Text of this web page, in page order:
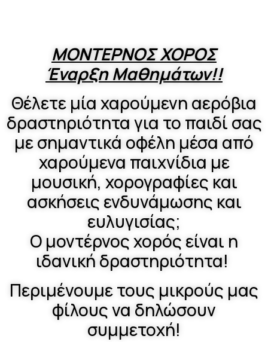
ΜΟΝΤΕΡΝΟΣ ΧΟΡΟΣ
Έναρξη Μαθημάτων!!
Θέλετε μία χαρούμενη αερόβια
δραστηριότητα για το παιδί σας
με σημαντικά οφέλη μέσα από
χαρούμενα παιχνίδια με
μουσική, χορογραφίες και
ασκήσεις ενδυνάμωσης και
ευλυγισίας;
Ο μοντέρνος χορός είναι η
ιδανική δραστηριότητα!
Περιμένουμε τους μικρούς μας
φίλους να δηλώσουν
συμμετοχή!